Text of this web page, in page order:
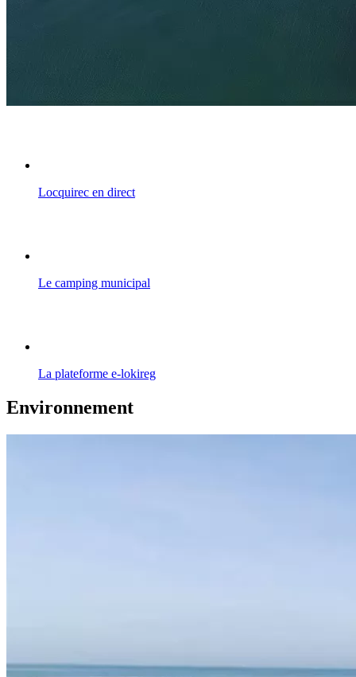
Locquirec en direct
Le camping municipal
La plateforme e-lokireg
Environnement